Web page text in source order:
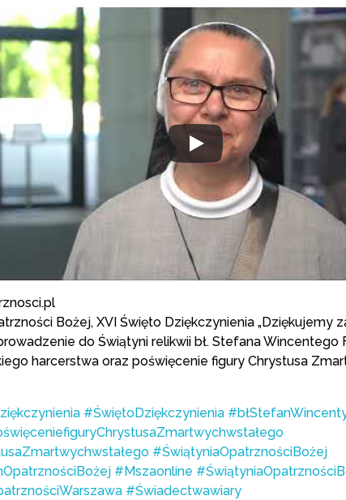
Bożej, XVI Święto Dziękczynienia „Dziękujemy
do Świątyni relikwii bł. Stefana Wincentego
harcerstwa oraz poświęcenie figury Chrystusa
#ŚwiętoDziękczynienia
#ŚwiątyniaOpatrznościBożej
#Mszaonline
#Świadectwawiary